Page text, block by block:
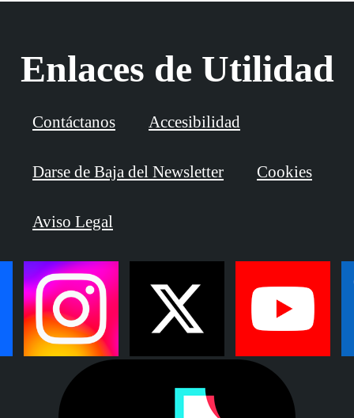
Enlaces de Utilidad
Contáctanos Accesibilidad
Darse de Baja del Newsletter Cookies
Aviso Legal